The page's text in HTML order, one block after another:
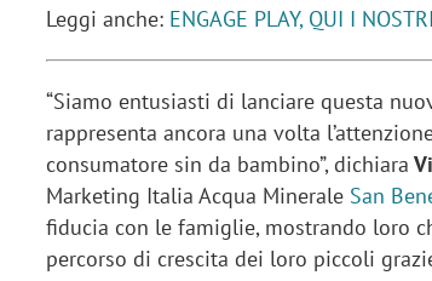
Leggi anche: ENGAGE PLAY, QUI I
“Siamo entusiasti di lanciare questa
rappresenta ancora una volta
consumatore sin da bambino”, dichiara
Marketing Italia Acqua Minerale San
fiducia con le famiglie, mostrando loro
percorso di crescita dei loro piccoli